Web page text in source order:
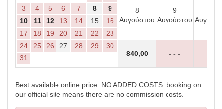
3
4 5 6 7 8
9
10
11 12 13 14 15
16
17
18 19 20 21 22
23
24
25 26 27 28 29
30
31
8
Αυγούστου
9
Αυγούστου
840,00 - - -
Best available online price. NO ADDED COSTS: booking on
our official site means there are no commission costs.